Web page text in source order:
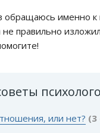
обращаюсь именно к
не правильно
или нет? (3